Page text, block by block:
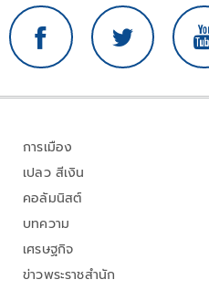
การเมือง
เปลว สีเงิน
คอลัมนิสต์
บทความ
เศรษฐกิจ
ข่าวพระราชสำนัก